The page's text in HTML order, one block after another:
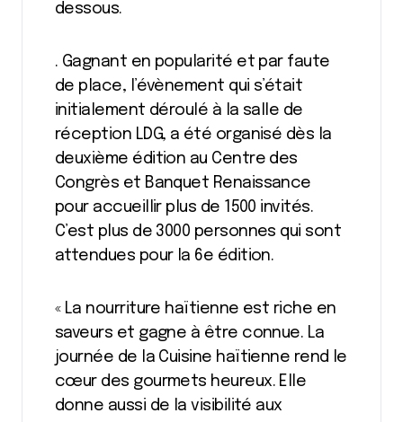
dessous.
. Gagnant en popularité et par faute
de place, l’évènement qui s’était
initialement déroulé à la salle de
réception LDG, a été organisé dès la
deuxième édition au Centre des
Congrès et Banquet Renaissance
pour accueillir plus de 1500 invités.
C’est plus de 3000 personnes qui sont
attendues pour la 6e édition.
« La nourriture haïtienne est riche en
saveurs et gagne à être connue. La
journée de la Cuisine haïtienne rend le
cœur des gourmets heureux. Elle
donne aussi de la visibilité aux